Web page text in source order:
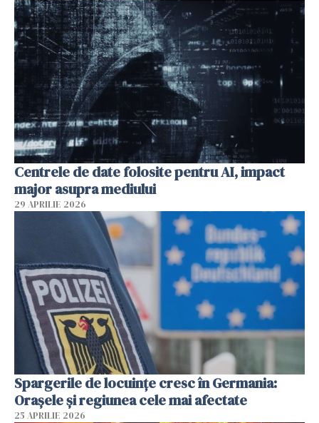
Centrele de date folosite pentru AI, impact
major asupra mediului
29 APRILIE 2026
Spargerile de locuințe cresc în Germania:
Orașele și regiunea cele mai afectate
25 APRILIE 2026